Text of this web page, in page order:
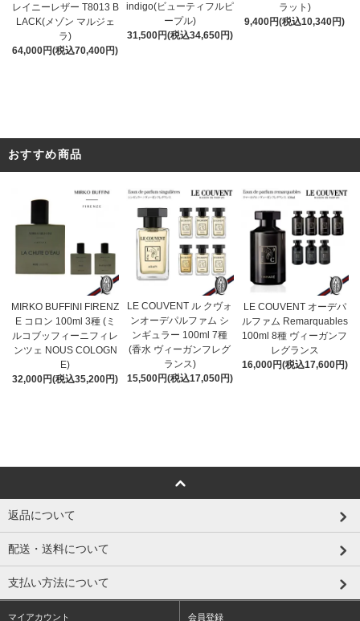
レイニーレザー T8013 B
LACK(メゾン マルジェ
ラ)
64,000円(税込70,400円)
indigo(ビューティフルピ
ープル)
31,500円(税込34,650円)
ラット)
9,400円(税込10,340円)
おすすめ商品
MIRKO BUFFINI FIRENZ
E コロン 100ml 3種 (ミ
ルコブッフィーニフィレ
ンツェ NOUS COLOGN
E)
32,000円(税込35,200円)
LE COUVENT ル クヴォ
ンオーデパルファム シ
ンギュラー 100ml 7種
(香水 ヴィーガンフレグ
ランス)
15,500円(税込17,050円)
LE COUVENT オーデパ
ルファム Remarquables
100ml 8種 ヴィーガンフ
レグランス
16,000円(税込17,600円)
返品について
配送・送料について
支払い方法について
マイアカウント 会員登録